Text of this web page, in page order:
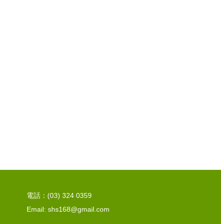
電話：(03) 324 0359
Email: shs168@gmail.com